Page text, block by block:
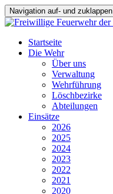
Navigation auf- und zuklappen
Startseite
Die Wehr
Über uns
Verwaltung
Wehrführung
Löschbezirke
Abteilungen
Einsätze
2026
2025
2024
2023
2022
2021
2020